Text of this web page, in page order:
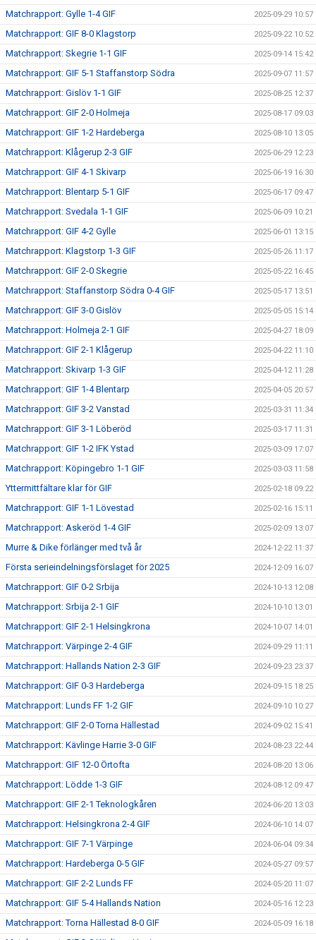
Matchrapport: Gylle 1-4 GIF 2025-09-29 10:57
Matchrapport: GIF 8-0 Klagstorp 2025-09-22 10:52
Matchrapport: Skegrie 1-1 GIF 2025-09-14 15:42
Matchrapport: GIF 5-1 Staffanstorp Södra 2025-09-07 11:57
Matchrapport: Gislöv 1-1 GIF 2025-08-25 12:37
Matchrapport: GIF 2-0 Holmeja 2025-08-17 09:03
Matchrapport: GIF 1-2 Hardeberga 2025-08-10 13:05
Matchrapport: Klågerup 2-3 GIF 2025-06-29 12:23
Matchrapport: GIF 4-1 Skivarp 2025-06-19 16:30
Matchrapport: Blentarp 5-1 GIF 2025-06-17 09:47
Matchrapport: Svedala 1-1 GIF 2025-06-09 10:21
Matchrapport: GIF 4-2 Gylle 2025-06-01 13:15
Matchrapport: Klagstorp 1-3 GIF 2025-05-26 11:17
Matchrapport: GIF 2-0 Skegrie 2025-05-22 16:45
Matchrapport: Staffanstorp Södra 0-4 GIF 2025-05-17 13:51
Matchrapport: GIF 3-0 Gislöv 2025-05-05 15:14
Matchrapport: Holmeja 2-1 GIF 2025-04-27 18:09
Matchrapport: GIF 2-1 Klågerup 2025-04-22 11:10
Matchrapport: Skivarp 1-3 GIF 2025-04-12 11:28
Matchrapport: GIF 1-4 Blentarp 2025-04-05 20:57
Matchrapport: GIF 3-2 Vanstad 2025-03-31 11:34
Matchrapport: GIF 3-1 Löberöd 2025-03-17 11:31
Matchrapport: GIF 1-2 IFK Ystad 2025-03-09 17:07
Matchrapport: Köpingebro 1-1 GIF 2025-03-03 11:58
Yttermittfältare klar för GIF 2025-02-18 09:22
Matchrapport: GIF 1-1 Lövestad 2025-02-16 15:11
Matchrapport: Askeröd 1-4 GIF 2025-02-09 13:07
Murre & Dike förlänger med två år 2024-12-22 11:37
Första serieindelningsförslaget för 2025 2024-12-09 16:07
Matchrapport: GIF 0-2 Srbija 2024-10-13 12:08
Matchrapport: Srbija 2-1 GIF 2024-10-10 13:01
Matchrapport: GIF 2-1 Helsingkrona 2024-10-07 14:01
Matchrapport: Värpinge 2-4 GIF 2024-09-29 11:11
Matchrapport: Hallands Nation 2-3 GIF 2024-09-23 23:37
Matchrapport: GIF 0-3 Hardeberga 2024-09-15 18:25
Matchrapport: Lunds FF 1-2 GIF 2024-09-10 10:27
Matchrapport: GIF 2-0 Torna Hällestad 2024-09-02 15:41
Matchrapport: Kävlinge Harrie 3-0 GIF 2024-08-23 22:44
Matchrapport: GIF 12-0 Örtofta 2024-08-20 13:06
Matchrapport: Lödde 1-3 GIF 2024-08-12 09:47
Matchrapport: GIF 2-1 Teknologkåren 2024-06-20 13:03
Matchrapport: Helsingkrona 2-4 GIF 2024-06-10 14:07
Matchrapport: GIF 7-1 Värpinge 2024-06-04 09:34
Matchrapport: Hardeberga 0-5 GIF 2024-05-27 09:57
Matchrapport: GIF 2-2 Lunds FF 2024-05-20 11:07
Matchrapport: GIF 5-4 Hallands Nation 2024-05-16 12:23
Matchrapport: Torna Hällestad 8-0 GIF 2024-05-09 16:18